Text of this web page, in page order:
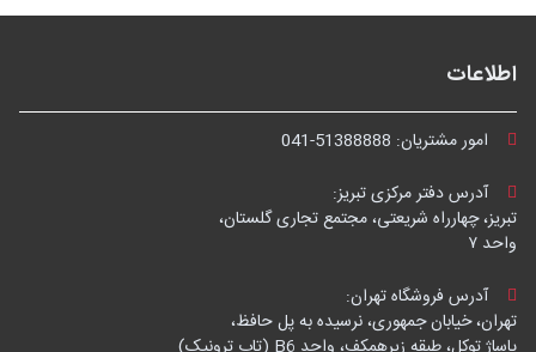
اطلاعات
امور مشتریان: 041-51388888
آدرس دفتر مرکزی تبریز:
تبریز، چهارراه شریعتی، مجتمع تجاری گلستان،
واحد ۷
آدرس فروشگاه تهران:
تهران، خیابان جمهوری، نرسیده به پل حافظ،